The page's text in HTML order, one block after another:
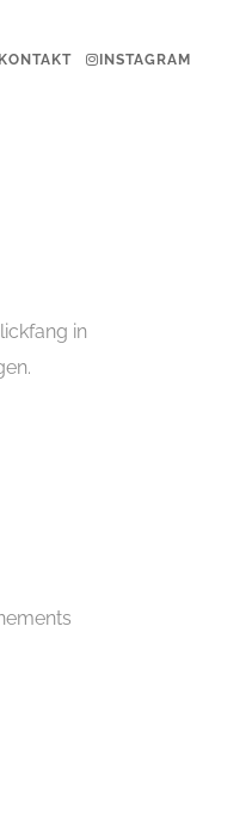
KONTAKT INSTAGRAM
in